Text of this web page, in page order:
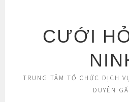
CƯỚI
TRUNG TÂM TỔ CHỨC DỊCH
DUYÊN